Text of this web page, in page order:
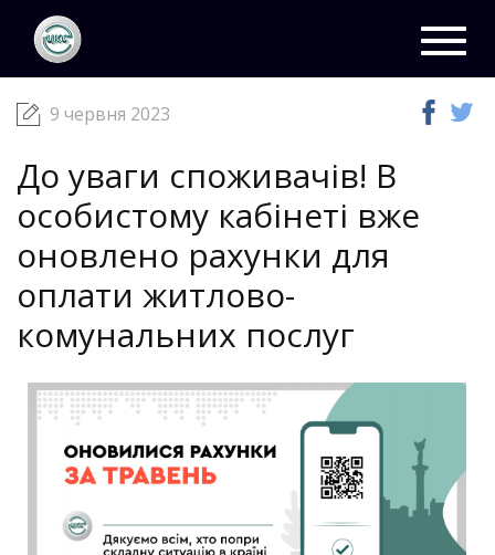
ЦКС
9 червня 2023
До уваги споживачів! В
особистому кабінеті вже
оновлено рахунки для
оплати житлово-
комунальних послуг